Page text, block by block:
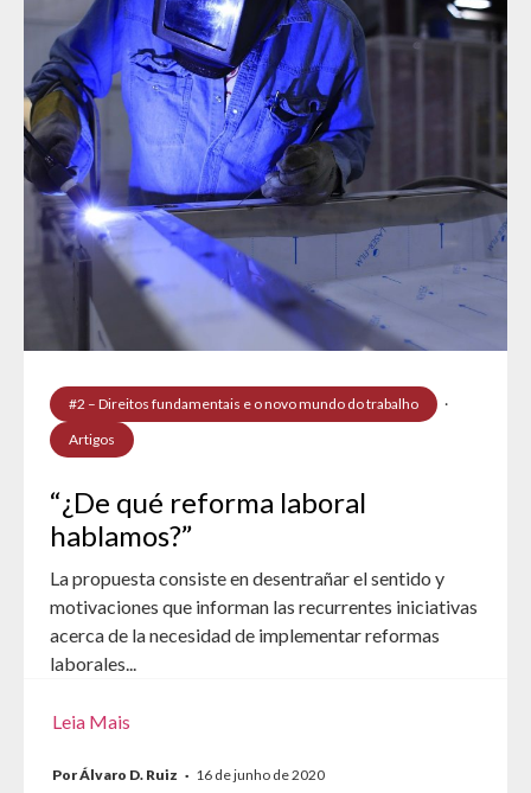
#2 – Direitos fundamentais e o novo mundo do trabalho
·
Artigos
“¿De qué reforma laboral
hablamos?”
La propuesta consiste en desentrañar el sentido y
motivaciones que informan las recurrentes iniciativas
acerca de la necesidad de implementar reformas
laborales...
Leia Mais
Por Álvaro D. Ruiz · 16 de junho de 2020